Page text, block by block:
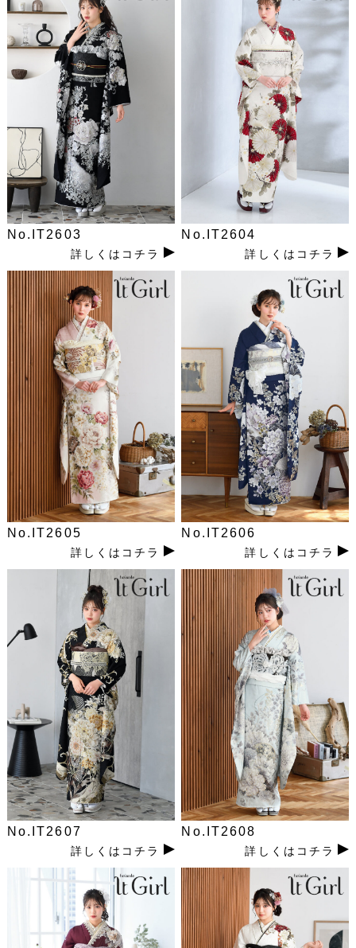
No.IT2603
詳しくはコチラ
No.IT2604
詳しくはコチラ
No.IT2605
詳しくはコチラ
No.IT2606
詳しくはコチラ
No.IT2607
詳しくはコチラ
No.IT2608
詳しくはコチラ